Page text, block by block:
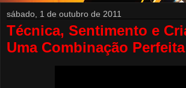
sábado, 1 de outubro de 2011
Técnica, Sentimento e
Uma Combinação Perfeita